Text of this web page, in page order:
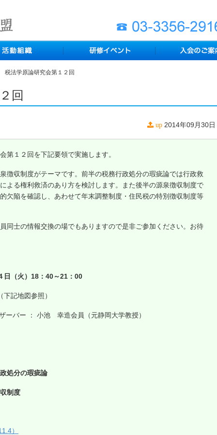
税法学原論研究会第１２回
回
up 2014年09月30日
第１２回を下記要領で実施します。
徴収制度がテーマです。前半の税務行政処分の瑕疵論では行政救
よる権利救済のあり方を検討します。また後半の源泉徴収制度で
欠陥を確認し、あわせて年末調整制度・住民税の特別徴収制度等
同士の情報交換の場でもありますので是非ご参加ください。お待
日（火）18：40～21：00
地図参照）
バー ： 小池 幸造会員（元静岡大学教授）
の瑕疵論
度
）